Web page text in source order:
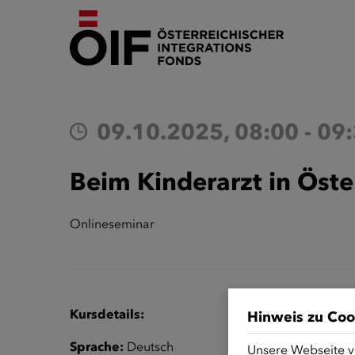
09.10.2025, 08:00 -
Beim Kinderarzt in
Onlineseminar
Kursdetails:
Sprache: Deutsch
Hinweis zu
Unsere Webseite